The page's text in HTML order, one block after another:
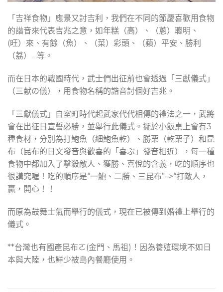
「吉祥食物」應景又討吉利，我們在不同的節慶喜歡用食物
的諧音來代表吉兆之意，如年糕（高）、（蔥）聰明、
(旺）來、有餘（魚）、（菜）彩頭、（蘋）平安、勝利
（荔）…等。
而在日本的戰國時代，武士們出征前也會透過「三獻儀式」
（三献の儀），用食物名稱的諧音討個好吉兆。
「三獻儀式」自室町時代起武家代代相傳的禮法之一，武將
會在出征日宣誓必勝，並舉行此儀式。擺於小飯桌上會有3
種食材，分別為打鮑魚（細鮑魚乾）、勝栗（乾栗子）和昆
布（昆布的日文發音與歡喜的「喜ぶ」發音相近），每一種
食物中都加入了擊殺敵人、獲勝、喜悅的含義，吃的順序也
很講究喔！吃的順序是“一鮑、二勝、三昆布”–>“打敵人，
贏，開心！！
而原為鼓舞士氣而舉行的儀式，現在已被傳到婚禮上舉行的
儀式。
**台灣也有國產昆布ㄛ(金門、馬祖)！因為養殖環境不如日
本與大陸，也鮮少被島內餐廳使用。